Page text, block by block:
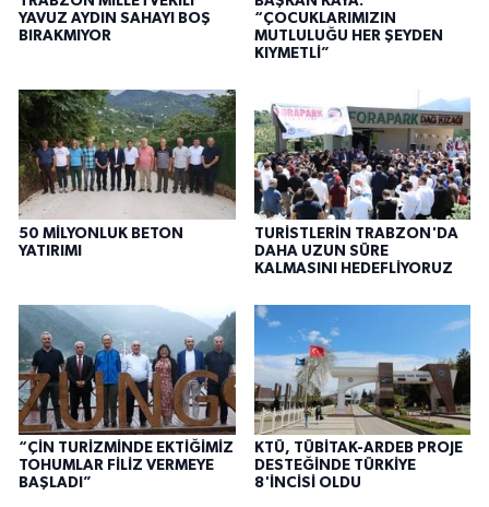
YAVUZ AYDIN SAHAYI BOŞ
BIRAKMIYOR
“ÇOCUKLARIMIZIN
MUTLULUĞU HER ŞEYDEN
KIYMETLİ”
50 MİLYONLUK BETON
YATIRIMI
TURİSTLERİN TRABZON'DA
DAHA UZUN SÜRE
KALMASINI HEDEFLİYORUZ
“ÇİN TURİZMİNDE EKTİĞİMİZ
TOHUMLAR FİLİZ VERMEYE
BAŞLADI”
KTÜ, TÜBİTAK-ARDEB PROJE
DESTEĞİNDE TÜRKİYE
8'İNCİSİ OLDU